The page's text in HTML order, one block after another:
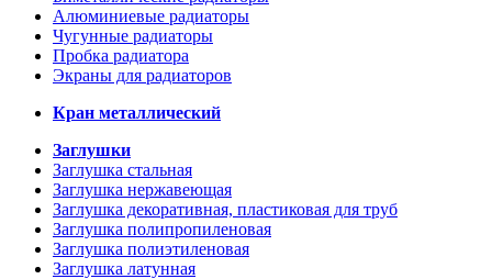
Алюминиевые радиаторы
Чугунные радиаторы
Пробка радиатора
Экраны для радиаторов
Кран металлический
Заглушки
Заглушка стальная
Заглушка нержавеющая
Заглушка декоративная, пластиковая для труб
Заглушка полипропиленовая
Заглушка полиэтиленовая
Заглушка латунная